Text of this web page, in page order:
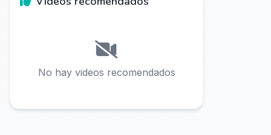
No hay videos recomendados